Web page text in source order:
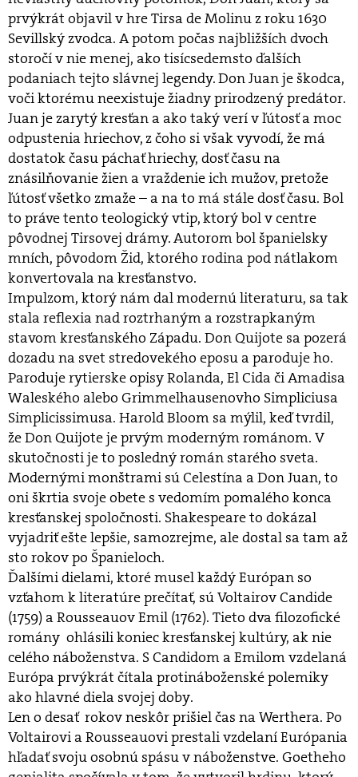
prvýkrát objavil v hre Tirsa de Molinu z roku 1630
Sevillský zvodca. A potom počas najbližších dvoch
storočí v nie menej, ako tisícsedemsto ďalších
podaniach tejto slávnej legendy. Don Juan je škodca,
voči ktorému neexistuje žiadny prirodzený predátor.
Juan je zarytý kresťan a ako taký verí v ľútosť a moc
odpustenia hriechov, z čoho si však vyvodí, že má
dostatok času páchať hriechy, dosť času na
znásilňovanie žien a vraždenie ich mužov, pretože
ľútosť všetko zmaže – a na to má stále dosť času. Bol
to práve tento teologický vtip, ktorý bol v centre
pôvodnej Tirsovej drámy. Autorom bol španielsky
mních, pôvodom Žid, ktorého rodina pod nátlakom
konvertovala na kresťanstvo.
Impulzom, ktorý nám dal modernú literaturu, sa tak
stala reflexia nad roztrhaným a rozstrapkaným
stavom kresťanského Západu. Don Quijote sa pozerá
dozadu na svet stredovekého eposu a paroduje ho.
Paroduje rytierske opisy Rolanda, El Cida či Amadisa
Waleského alebo Grimmelhausenovho Simpliciusa
Simplicissimusa. Harold Bloom sa mýlil, keď tvrdil,
že Don Quijote je prvým moderným románom. V
skutočnosti je to posledný román starého sveta.
Modernými monštrami sú Celestína a Don Juan, to
oni škrtia svoje obete s vedomím pomalého konca
kresťanskej spoločnosti. Shakespeare to dokázal
vyjadriť ešte lepšie, samozrejme, ale dostal sa tam až
sto rokov po Španieloch.
Ďalšími dielami, ktoré musel každý Európan so
vzťahom k literatúre prečítať, sú Voltairov Candide
(1759) a Rousseauov Emil (1762). Tieto dva filozofické
romány ohlásili koniec kresťanskej kultúry, ak nie
celého náboženstva. S Candidom a Emilom vzdelaná
Európa prvýkrát čítala protináboženské polemiky
ako hlavné diela svojej doby.
Len o desať rokov neskôr prišiel čas na Werthera. Po
Voltairovi a Rousseauovi prestali vzdelaní Európania
hľadať svoju osobnú spásu v náboženstve. Goetheho